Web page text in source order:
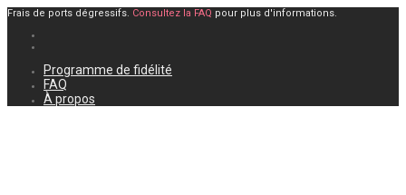
Frais de ports dégressifs. Consultez la FAQ pour plus d'informations.
Programme de fidélité
FAQ
À propos